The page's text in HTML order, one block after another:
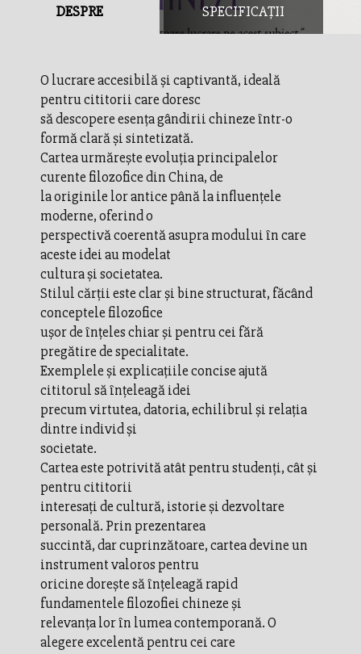
DESPRE SPECIFICAȚII
O lucrare accesibilă și captivantă, ideală
pentru cititorii care doresc
să descopere esența gândirii chineze într-o
formă clară și sintetizată.
Cartea urmărește evoluția principalelor
curente filozofice din China, de
la originile lor antice până la influențele
moderne, oferind o
perspectivă coerentă asupra modului în care
aceste idei au modelat
cultura și societatea.
Stilul cărții este clar și bine structurat, făcând
conceptele filozofice
ușor de înțeles chiar și pentru cei fără
pregătire de specialitate.
Exemplele și explicațiile concise ajută
cititorul să înțeleagă idei
precum virtutea, datoria, echilibrul și relația
dintre individ și
societate.
Cartea este potrivită atât pentru studenți, cât și
pentru cititorii
interesați de cultură, istorie și dezvoltare
personală. Prin prezentarea
succintă, dar cuprinzătoare, cartea devine un
instrument valoros pentru
oricine dorește să înțeleagă rapid
fundamentele filozofiei chineze și
relevanța lor în lumea contemporană. O
alegere excelentă pentru cei care